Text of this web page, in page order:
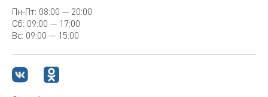
Пн-Пт: 08:00 — 20:00
Сб: 09:00 — 17:00
Вс: 09:00 — 15:00